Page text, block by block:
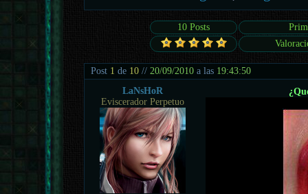
10 Posts
Post 1 de 10 // 20/09/2010 a las 19:43:50
LaNsHoR
Eviscerador Perpetuo